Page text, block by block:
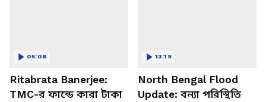
Ritabrata Banerjee:
TMC-র ফান্ডে কারা টাকা
05:08
North Bengal Flood
Update: বন্যা পরিস্থিতি
13:19